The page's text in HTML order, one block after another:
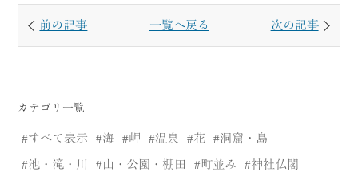
前の記事 一覧へ戻る 次の記事
カテゴリ一覧
すべて表示 海 岬 温泉 花 洞窟・島
池・滝・川 山・公園・棚田 町並み 神社仏閣